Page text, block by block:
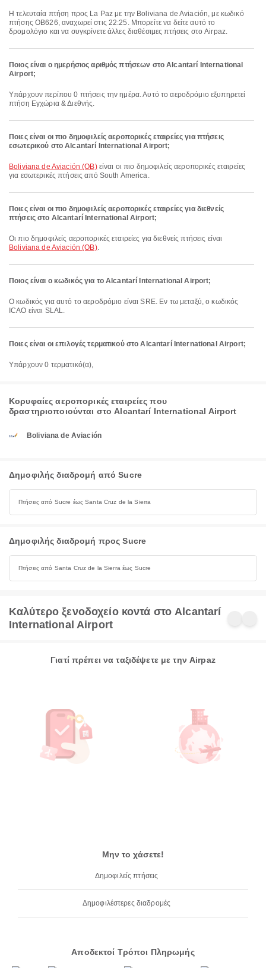
Η τελευταία πτήση προς La Paz με την Boliviana de Aviación, με κωδικό
πτήσης OB626, αναχωρεί στις 22:25. Μπορείτε να δείτε αυτό το
δρομολόγιο και να συγκρίνετε άλλες διαθέσιμες πτήσεις στο Airpaz.
Ποιος είναι ο ημερήσιος αριθμός πτήσεων στο Alcantarí International
Airport;
Υπάρχουν περίπου 0 πτήσεις την ημέρα. Αυτό το αεροδρόμιο εξυπηρετεί
πτήση Εγχώρια & Διεθνής.
Ποιες είναι οι πιο δημοφιλείς αεροπορικές εταιρείες για πτήσεις
εσωτερικού στο Alcantarí International Airport;
Boliviana de Aviación (OB)είναι οι πιο δημοφιλείς αεροπορικές εταιρείες
για εσωτερικές πτήσεις από South America.
Ποιες είναι οι πιο δημοφιλείς αεροπορικές εταιρείες για διεθνείς
πτήσεις στο Alcantarí International Airport;
Οι πιο δημοφιλείς αεροπορικές εταιρείες για διεθνείς πτήσεις είναι
Boliviana de Aviación (OB).
Ποιος είναι ο κωδικός για το Alcantarí International Airport;
Ο κωδικός για αυτό το αεροδρόμιο είναι SRE. Εν τω μεταξύ, ο κωδικός
ICAO είναι SLAL.
Ποιες είναι οι επιλογές τερματικού στο Alcantarí International Airport;
Υπάρχουν 0 τερματικό(α),
Κορυφαίες αεροπορικές εταιρείες που
δραστηριοποιούνται στο Alcantarí International Airport
Boliviana de Aviación
Δημοφιλής διαδρομή από Sucre
Πτήσεις από Sucre έως Santa Cruz de la Sierra
Δημοφιλής διαδρομή προς Sucre
Πτήσεις από Santa Cruz de la Sierra έως Sucre
Καλύτερο ξενοδοχείο κοντά στο Alcantarí
International Airport
Γιατί πρέπει να ταξιδέψετε με την Airpaz
Μην το χάσετε!
Δημοφιλείς πτήσεις
Δημοφιλέστερες διαδρομές
Αποδεκτοί Τρόποι Πληρωμής